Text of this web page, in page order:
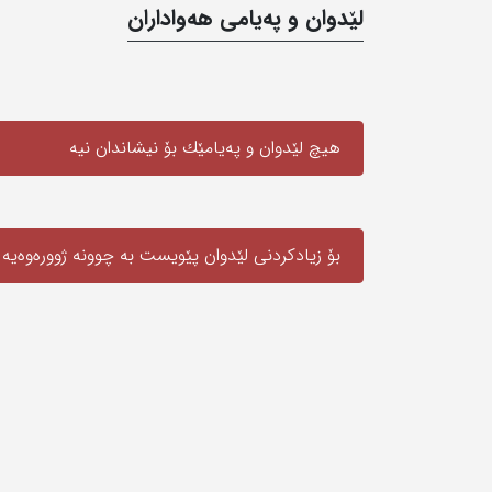
لە ساڵی 1972 لە ئێستگەی کوردی بەغداد دواهه‌مین گۆرانی كه‌ بەستەیەک بووە تۆماری کردووە.
بەشی زۆری بەرهەمەكانی مەقامن، لەوانە:
زیاتر لە 700 بەستەی ڕەسەنی كوردیی لێ بەجێ ماوە كە فریاى نه‌كه‌وت تۆماریان بكات.
لەگەڵ هونەرمەنداندا تیكەڵاو بووە. بە تایبەت
لێدوان و په‌یامی‌ هه‌واداران
هیچ لێدوان و په‌یامێك بۆ نیشاندان نیه‌
بۆ زیادکردنی لێدوان پێویست به‌ چوونە ژوورەوەیه‌